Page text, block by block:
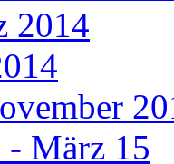
2014
- März 15